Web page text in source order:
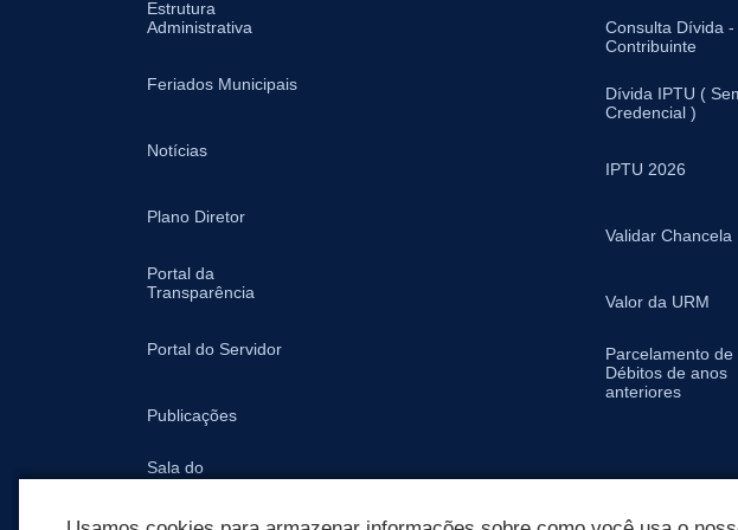
Estrutura
Administrativa
Feriados Municipais
Notícias
Plano Diretor
Portal da
Transparência
Portal do Servidor
Publicações
Sala do
Consulta Dívida -
Contribuinte
Dívida IPTU (
Credencial )
IPTU 2026
Validar Chancela
Valor da URM
Parcelamento de
Débitos de anos
anteriores